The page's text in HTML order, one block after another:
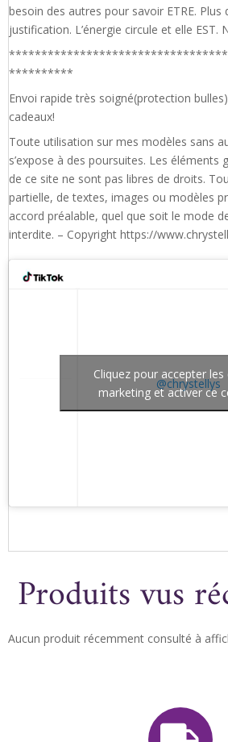
besoin des autres pour savoir ETRE. Plus
justification. L’énergie circule et elle EST.
**********
Envoi rapide très soigné(protection
cadeaux!
Toute utilisation sur mes modèles sans
s’expose à des poursuites. Les éléments
de ce site ne sont pas libres de droits.
partielle, de textes, images ou modèles
accord préalable, quel que soit le mode
interdite. – Copyright https://
@chrystellys
Cliquez pour accepter les
marketing et activer ce
Produits vus
Aucun produit récemment consulté à